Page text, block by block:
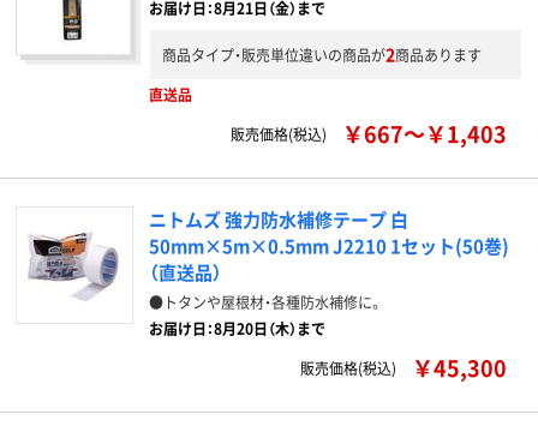
お届け日：8月21日（金）まで
商品タイプ・販売単位違いの商品が2商品あります
直送品
販売価格(税込)
￥667～￥1,403
ニトムズ 強力防水補修テープ 白
50mm×5m×0.5mm J2210 1セット(50巻)
（直送品）
●トタンや屋根材・各種防水補修に。
お届け日：8月20日（木）まで
販売価格(税込)
￥45,300